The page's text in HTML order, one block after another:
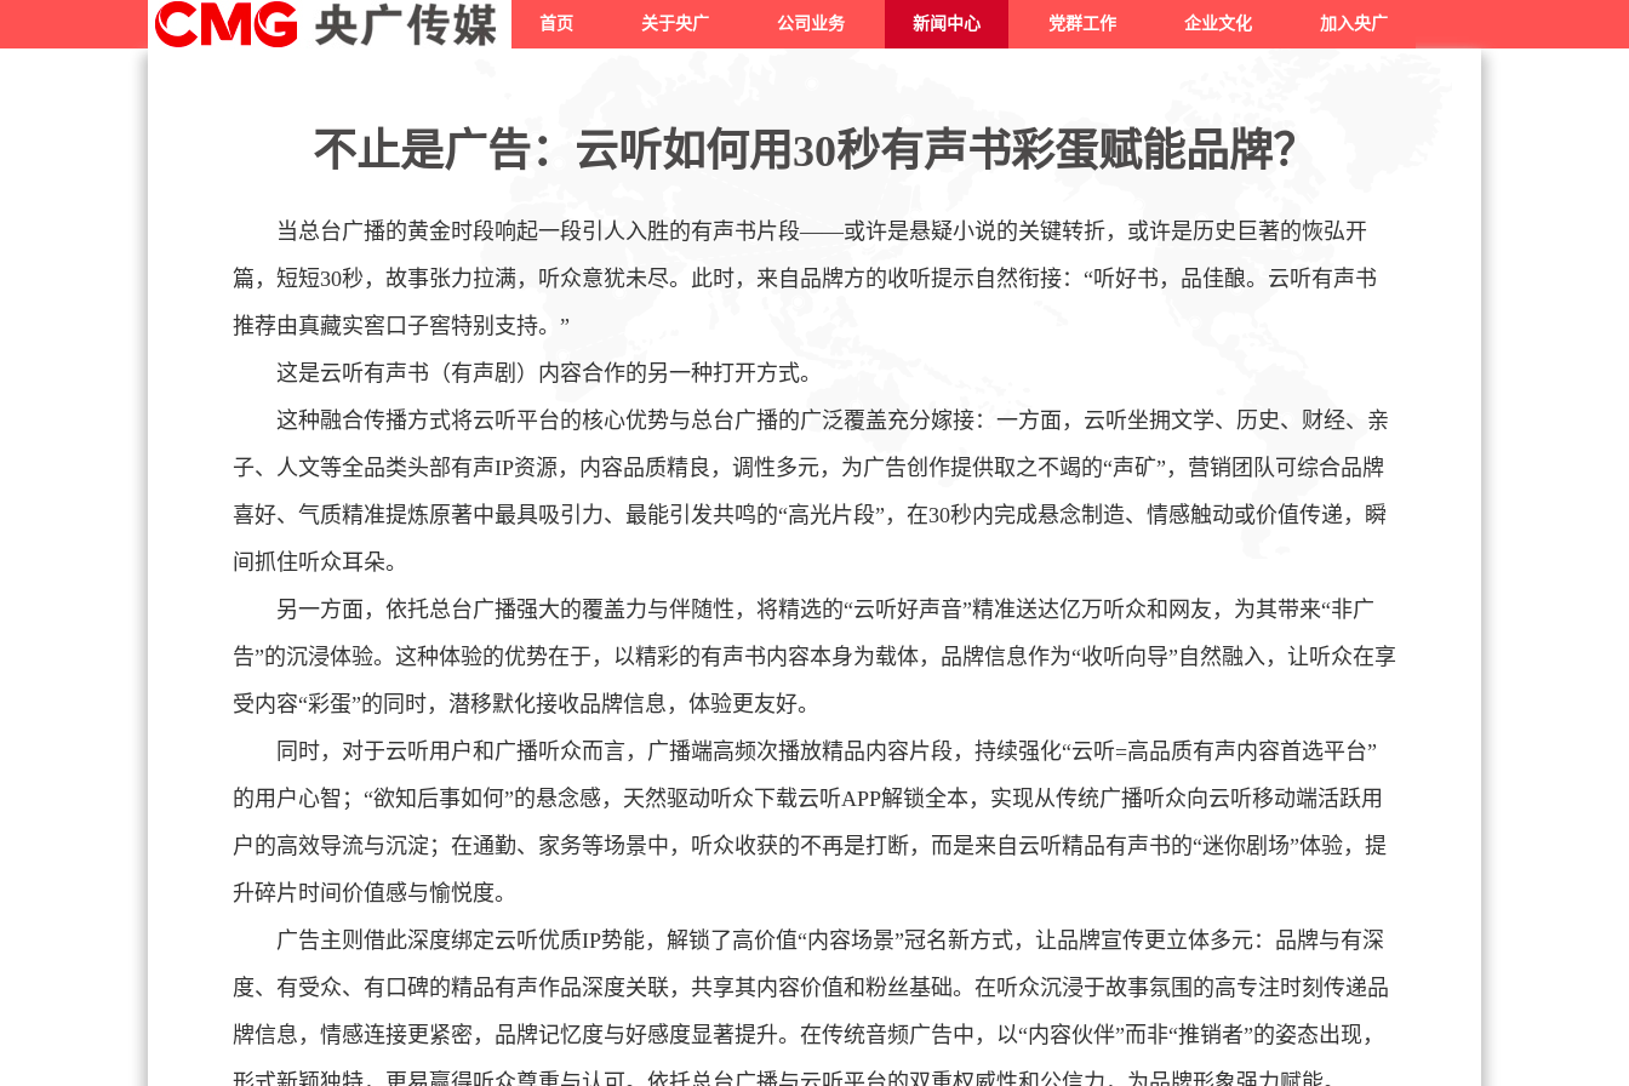
首页 关于央广 公司业务 新闻中心 党群工作 企业文化 加入央广
不止是广告：云听如何用30秒有声书彩蛋赋能品牌？
当总台广播的黄金时段响起一段引人入胜的有声书片段——或许是悬疑小说的关键转折，或许是历史巨著的恢弘开
篇，短短30秒，故事张力拉满，听众意犹未尽。此时，来自品牌方的收听提示自然衔接：“听好书，品佳酿。云听有声书
推荐由真藏实窖口子窖特别支持。”
这是云听有声书（有声剧）内容合作的另一种打开方式。
这种融合传播方式将云听平台的核心优势与总台广播的广泛覆盖充分嫁接：一方面，云听坐拥文学、历史、财经、亲
子、人文等全品类头部有声IP资源，内容品质精良，调性多元，为广告创作提供取之不竭的“声矿”，营销团队可综合品牌
喜好、气质精准提炼原著中最具吸引力、最能引发共鸣的“高光片段”，在30秒内完成悬念制造、情感触动或价值传递，瞬
间抓住听众耳朵。
另一方面，依托总台广播强大的覆盖力与伴随性，将精选的“云听好声音”精准送达亿万听众和网友，为其带来“非广
告”的沉浸体验。这种体验的优势在于，以精彩的有声书内容本身为载体，品牌信息作为“收听向导”自然融入，让听众在享
受内容“彩蛋”的同时，潜移默化接收品牌信息，体验更友好。
同时，对于云听用户和广播听众而言，广播端高频次播放精品内容片段，持续强化“云听=高品质有声内容首选平台”
的用户心智；“欲知后事如何”的悬念感，天然驱动听众下载云听APP解锁全本，实现从传统广播听众向云听移动端活跃用
户的高效导流与沉淀；在通勤、家务等场景中，听众收获的不再是打断，而是来自云听精品有声书的“迷你剧场”体验，提
升碎片时间价值感与愉悦度。
广告主则借此深度绑定云听优质IP势能， 解锁了高价值“内容场景”冠名新方式，让品牌宣传更立体多元：品牌与有深
度、有受众、有口碑的精品有声作品深度关联，共享其内容价值和粉丝基础。在听众沉浸于故事氛围的高专注时刻传递品
牌信息，情感连接更紧密，品牌记忆度与好感度显著提升。在传统音频广告中，以“内容伙伴”而非“推销者”的姿态出现，